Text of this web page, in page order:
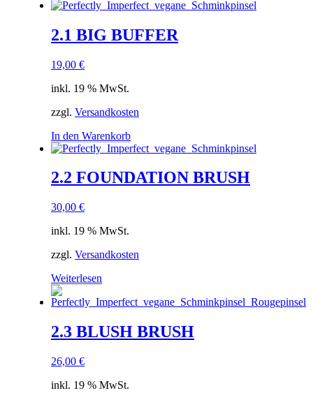
2.1 BIG BUFFER
19,00 €
inkl. 19 % MwSt.
zzgl. Versandkosten
In den Warenkorb
2.2 FOUNDATION BRUSH
30,00 €
inkl. 19 % MwSt.
zzgl. Versandkosten
Weiterlesen
2.3 BLUSH BRUSH
26,00 €
inkl. 19 % MwSt.